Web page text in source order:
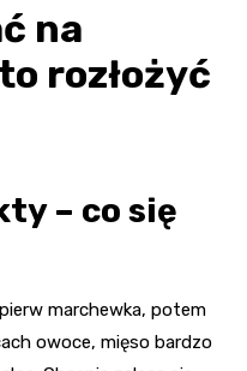
na
rozłożyć
– co się
marchewka, potem
owoce, mięso bardzo